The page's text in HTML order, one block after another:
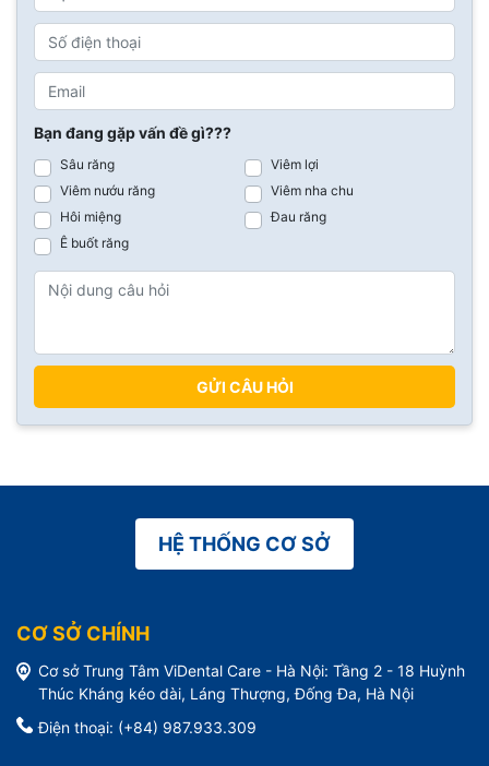
Bạn đang gặp vấn đề gì???
Sâu răng
Viêm lợi
Viêm nướu răng
Viêm nha chu
Hôi miệng
Đau răng
Ê buốt răng
GỬI CÂU HỎI
HỆ THỐNG CƠ SỞ
CƠ SỞ CHÍNH
Cơ sở Trung Tâm ViDental Care - Hà Nội: Tầng 2 - 18 Huỳnh
Thúc Kháng kéo dài, Láng Thượng, Đống Đa, Hà Nội
Điện thoại: (+84) 987.933.309